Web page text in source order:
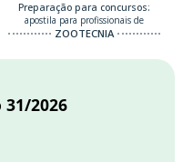
Preparação para concursos:
apostila para profissionais de
ZOOTECNIA
31/2026